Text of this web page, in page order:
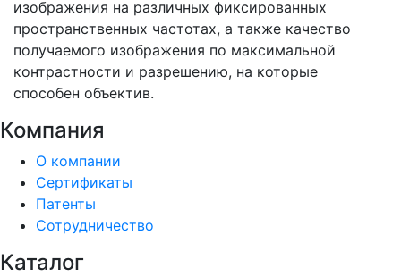
изображения на различных фиксированных
пространственных частотах, а также качество
получаемого изображения по максимальной
контрастности и разрешению, на которые
способен объектив.
Компания
О компании
Сертификаты
Патенты
Сотрудничество
Каталог